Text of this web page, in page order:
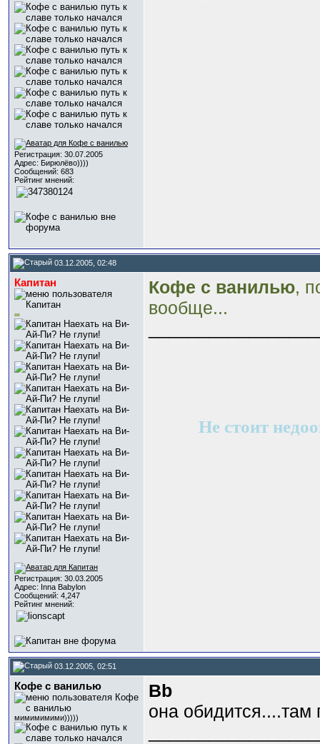
Регистрация: 30.07.2005
Адрес: Бирюлёво))))
Сообщений: 683
Рейтинг мнений:
03.12.2005, 02:48
Капитан
∞
Регистрация: 30.03.2005
Адрес: Inna Babylon
Сообщений: 4,247
Рейтинг мнений:
Кофе с ванилью,
вообще...
Не стоит
03.12.2005, 02:51
Кофе с ванилью
мимимимими)))))
Bb
она обидится....там